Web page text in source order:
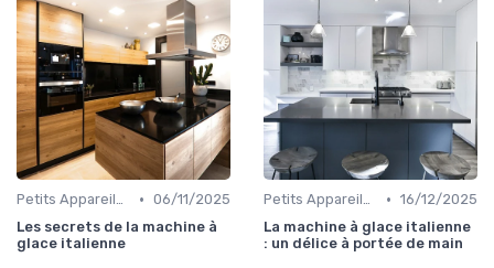
Petits Appareils (Grille-pain, Bouilloires, etc.) • 06/11/2025
Les secrets de la machine à
glace italienne
Petits Appareils (Grille-pain, Bouilloires, etc.) • 16/12/2025
La machine à glace italienne
: un délice à portée de main